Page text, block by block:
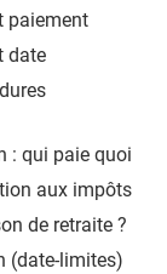
paiement
date
: qui paie quoi
aux impôts
de retraite ?
(date-limites)